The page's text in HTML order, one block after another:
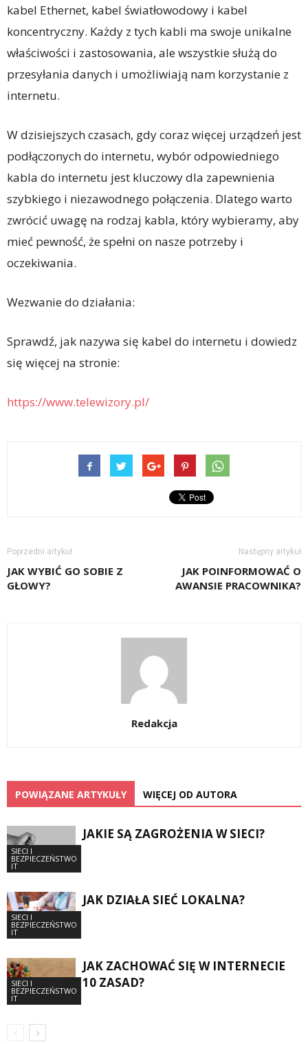
kabel Ethernet, kabel światłowodowy i kabel
koncentryczny. Każdy z tych kabli ma swoje unikalne
właściwości i zastosowania, ale wszystkie służą do
przesyłania danych i umożliwiają nam korzystanie z
internetu.
W dzisiejszych czasach, gdy coraz więcej urządzeń jest
podłączonych do internetu, wybór odpowiedniego
kabla do internetu jest kluczowy dla zapewnienia
szybkiego i niezawodnego połączenia. Dlatego warto
zwrócić uwagę na rodzaj kabla, który wybieramy, aby
mieć pewność, że spełni on nasze potrzeby i
oczekiwania.
Wezwanie do działania:
Sprawdź, jak nazywa się kabel do internetu i dowiedz
się więcej na stronie:
https://www.telewizory.pl/
Poprzedni artykuł
JAK WYBIĆ GO SOBIE Z
GŁOWY?
Następny artykuł
JAK POINFORMOWAĆ O
AWANSIE PRACOWNIKA?
Redakcja
POWIĄZANE ARTYKUŁY WIĘCEJ OD AUTORA
SIECI I
BEZPIECZEŃSTWO
IT
JAKIE SĄ ZAGROŻENIA W SIECI?
SIECI I
BEZPIECZEŃSTWO
IT
JAK DZIAŁA SIEĆ LOKALNA?
SIECI I
BEZPIECZEŃSTWO
IT
JAK ZACHOWAĆ SIĘ W INTERNECIE
10 ZASAD?